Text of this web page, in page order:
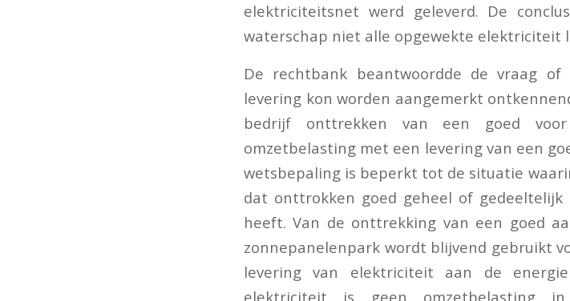
elektriciteitsnet werd geleverd. De
waterschap niet alle opgewekte elektriciteit
De rechtbank beantwoordde de vraag
levering kon worden aangemerkt
bedrijf onttrekken van een goed
omzetbelasting met een levering van een
wetsbepaling is beperkt tot de situatie
dat onttrokken goed geheel of
heeft. Van de onttrekking van een goed
zonnepanelenpark wordt blijvend gebruikt
levering van elektriciteit aan de
elektriciteit is geen omzetbelasting